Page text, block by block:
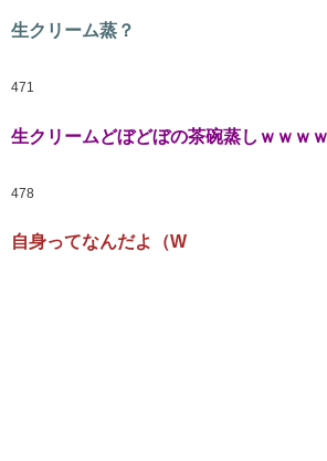
生クリーム蒸？
471
生クリームどぼどぼの茶碗蒸しｗｗｗｗ
478
自身ってなんだよ（W